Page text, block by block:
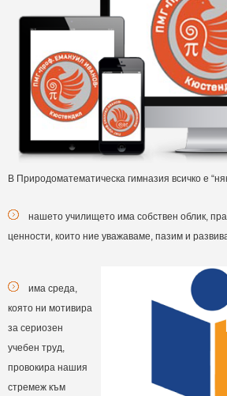
В Природоматематическа гимназия всичко е
нашето училището има собствен облик,
ценности, които ние уважаваме, пазим и
има среда,
която ни мотивира
за сериозен
учебен труд,
провокира нашия
стремеж към